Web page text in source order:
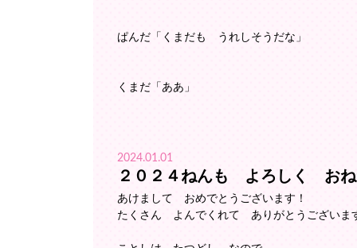
ぱんだ「くまだも うれしそうだな」
くまだ「ああ」
2024.01.01
２０２４ねんも よろしく おね
あけまして おめでとうございます！
たくさん よんでくれて ありがとうございま